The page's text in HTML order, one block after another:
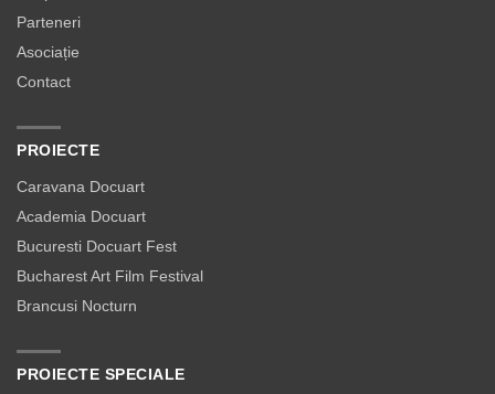
Parteneri
Asociație
Contact
PROIECTE
Caravana Docuart
Academia Docuart
Bucuresti Docuart Fest
Bucharest Art Film Festival
Brancusi Nocturn
PROIECTE SPECIALE